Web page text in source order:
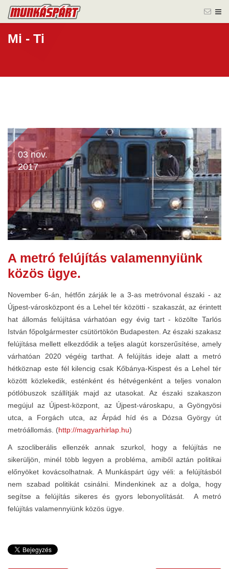
Mi - Ti
03 nov.
2017
A metró felújítás valamennyiünk
közös ügye.
November 6-án, hétfőn zárják le a 3-as metróvonal északi - az
Újpest-városközpont és a Lehel tér közötti - szakaszát, az érintett
hat állomás felújítása várhatóan egy évig tart - közölte Tarlós
István főpolgármester csütörtökön Budapesten. Az északi szakasz
felújítása mellett elkezdődik a teljes alagút korszerűsítése, amely
várhatóan 2020 végéig tarthat. A felújítás ideje alatt a metró
hétköznap este fél kilencig csak Kőbánya-Kispest és a Lehel tér
között közlekedik, esténként és hétvégenként a teljes vonalon
pótlóbuszok szállítják majd az utasokat. Az északi szakaszon
megújul az Újpest-központ, az Újpest-városkapu, a Gyöngyösi
utca, a Forgách utca, az Árpád híd és a Dózsa György út
metróállomás. (http://magyarhirlap.hu)
A szocliberális ellenzék annak szurkol, hogy a felújítás ne
sikerüljön, minél több legyen a probléma, amiből aztán politikai
előnyöket kovácsolhatnak. A Munkáspárt úgy véli: a felújításból
nem szabad politikát csinálni. Mindenkinek az a dolga, hogy
segítse a felújítás sikeres és gyors lebonyolítását. A metró
felújítás valamennyiünk közös ügye.